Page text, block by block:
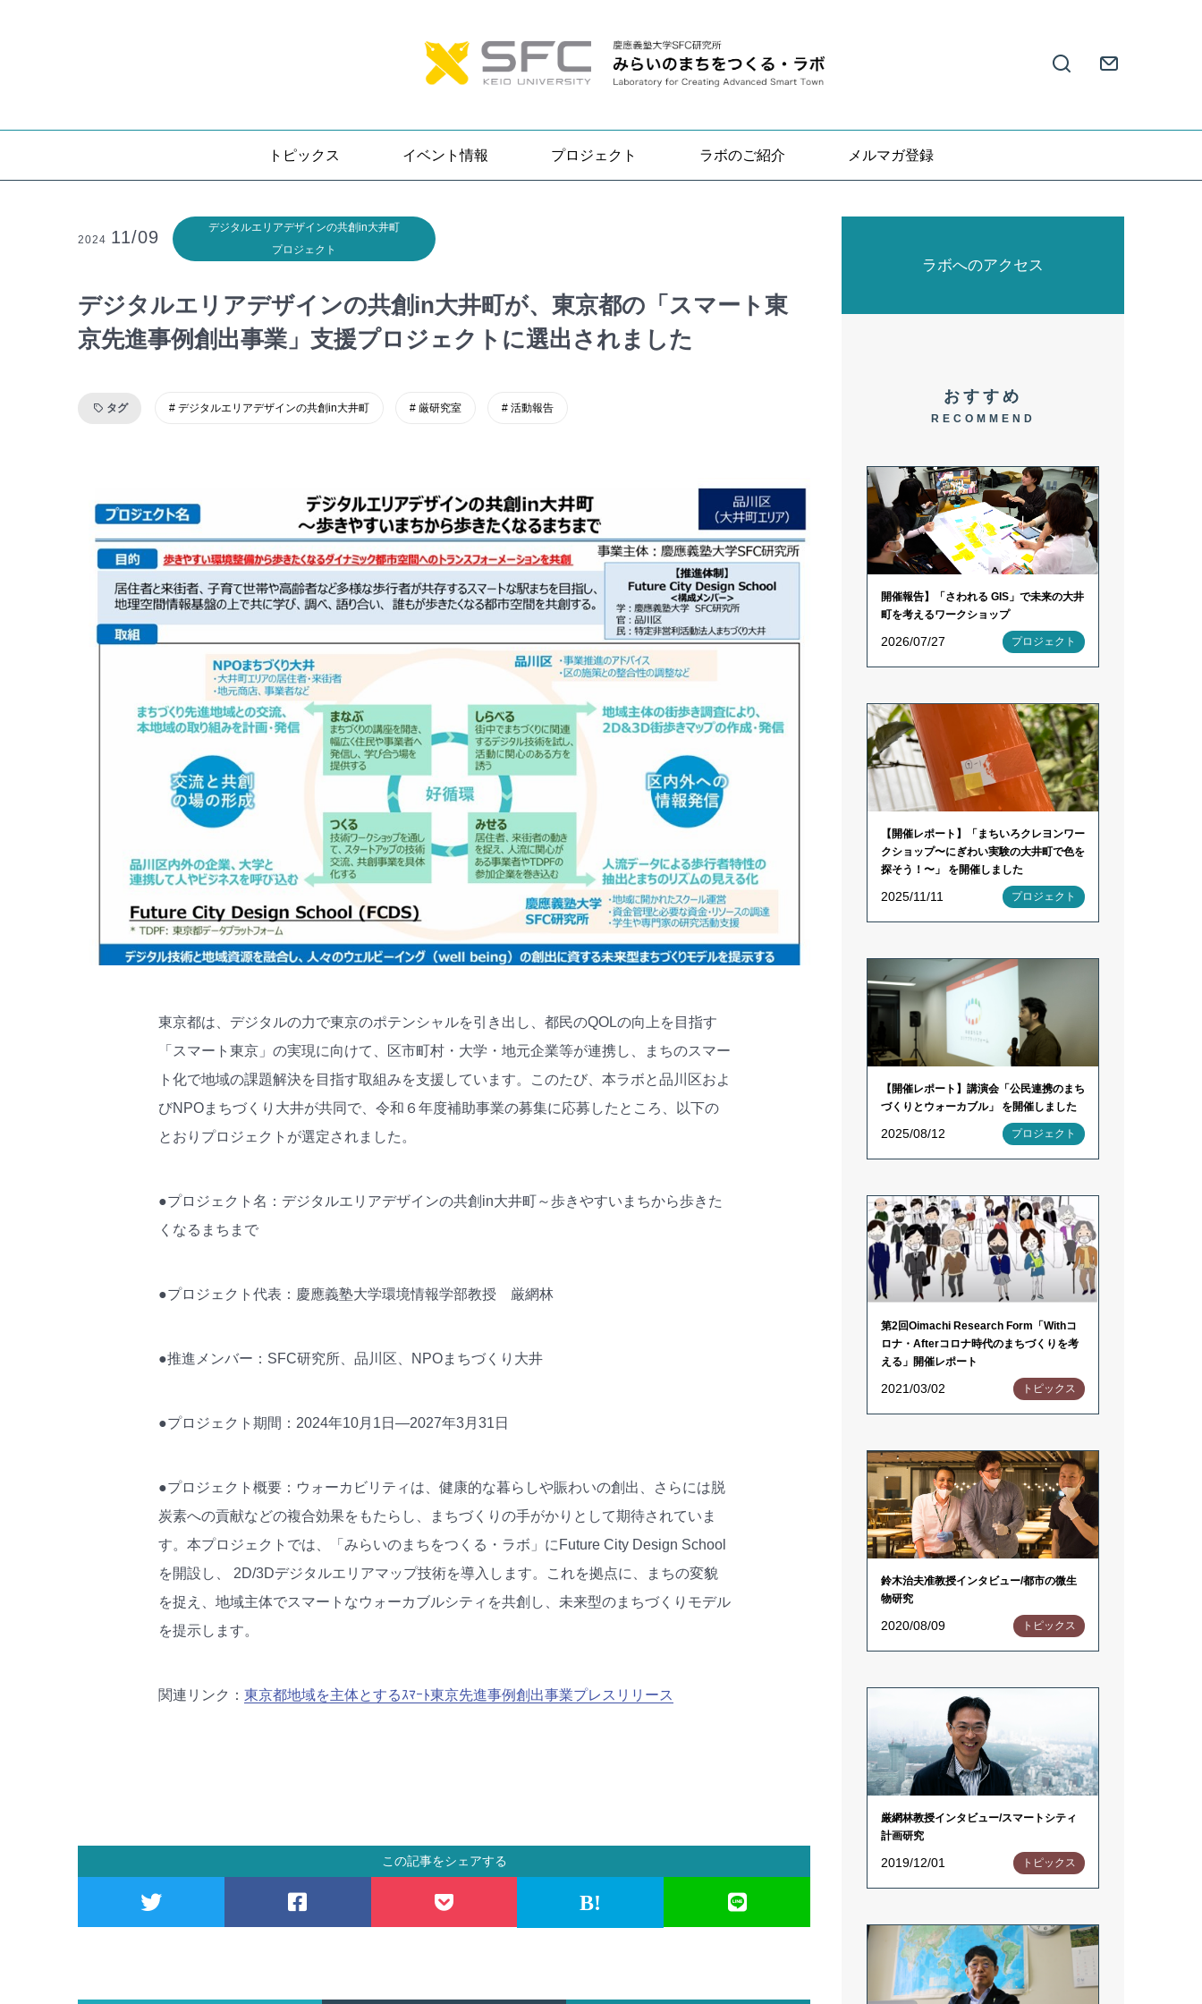
トピックス イベント情報 プロジェクト ラボのご紹介 メルマガ登録
2024 11/09
デジタルエリアデザインの共創in大井町
プロジェクト
デジタルエリアデザインの共創in大井町が、東京都の「スマート東
京先進事例創出事業」支援プロジェクトに選出されました
タグ デジタルエリアデザインの共創in大井町 厳研究室 活動報告
東京都は、デジタルの力で東京のポテンシャルを引き出し、都民のQOLの向上を目指す
「スマート東京」の実現に向けて、区市町村・大学・地元企業等が連携し、まちのスマー
ト化で地域の課題解決を目指す取組みを支援しています。このたび、本ラボと品川区およ
びNPOまちづくり大井が共同で、令和６年度補助事業の募集に応募したところ、以下の
とおりプロジェクトが選定されました。
●プロジェクト名：デジタルエリアデザインの共創in大井町～歩きやすいまちから歩きた
くなるまちまで
●プロジェクト代表：慶應義塾大学環境情報学部教授 厳網林
●推進メンバー：SFC研究所、品川区、NPOまちづくり大井
●プロジェクト期間：2024年10月1日―2027年3月31日
●プロジェクト概要：ウォーカビリティは、健康的な暮らしや賑わいの創出、さらには脱
炭素への貢献などの複合効果をもたらし、まちづくりの手がかりとして期待されていま
す。本プロジェクトでは、「みらいのまちをつくる・ラボ」にFuture City Design School
を開設し、 2D/3Dデジタルエリアマップ技術を導入します。これを拠点に、まちの変貌
を捉え、地域主体でスマートなウォーカブルシティを共創し、未来型のまちづくりモデル
を提示します。
関連リンク： 東京都地域を主体とするｽﾏｰﾄ東京先進事例創出事業プレスリリース
この記事をシェアする
ラボへのアクセス
おすすめ
RECOMMEND
開催報告】「さわれる GIS」で未来の大井
町を考えるワークショップ
2026/07/27 プロジェクト
【開催レポート】「まちいろクレヨンワー
クショップ〜にぎわい実験の大井町で色を
探そう！〜」 を開催しました
2025/11/11 プロジェクト
【開催レポート】講演会「公民連携のまち
づくりとウォーカブル」 を開催しました
2025/08/12 プロジェクト
第2回Oimachi Research Form「Withコ
ロナ・Afterコロナ時代のまちづくりを考
える」開催レポート
2021/03/02 トピックス
鈴木治夫准教授インタビュー/都市の微生
物研究
2020/08/09 トピックス
厳網林教授インタビュー/スマートシティ
計画研究
2019/12/01 トピックス